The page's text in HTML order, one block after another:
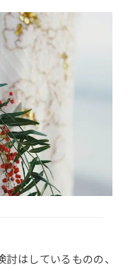
はしているものの、